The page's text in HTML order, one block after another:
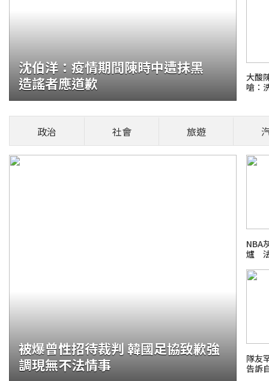
行60多人涉案
員捲入，清查範圍從個別涉案銀行擴大至
續行政程序，若查出銀行內控未確實落實，
沈伯洋：疫情期間陳時中遭抹黑
造謠者應道歉
大酸
嗆：
政治 社會 旅遊
被爆曾性招待裁判 韓國足協致歉強
調現無不法情事
NBA
爐
隊友
告訴